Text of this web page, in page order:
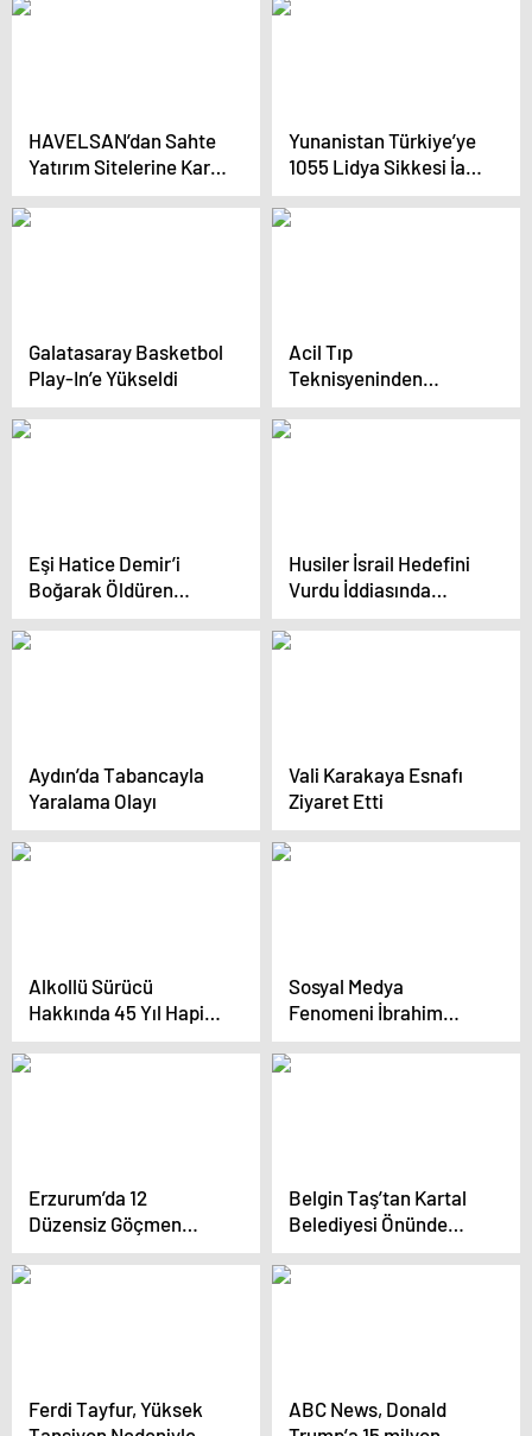
Engellemeye
HAVELSAN’dan Sahte
Yatırım Sitelerine Karşı
Uyarı
Yunanistan Türkiye’ye
1055 Lidya Sikkesi İade
Etti
Galatasaray Basketbol
Play-In’e Yükseldi
Acil Tıp
Teknisyeninden
Zıpkınla Stres Atma
Yöntemi
Eşi Hatice Demir’i
Boğarak Öldüren
Emrah Demir’e
Ağırlaştırılmış Müebbet
Husiler İsrail Hedefini
Vurdu İddiasında
Bulundu
Aydın’da Tabancayla
Yaralama Olayı
Vali Karakaya Esnafı
Ziyaret Etti
Alkollü Sürücü
Hakkında 45 Yıl Hapis
Cezası İstemi
Sosyal Medya
Fenomeni İbrahim
Yılmaz Yasal Süreçten
Geçiyor
Erzurum’da 12
Düzensiz Göçmen
Yakalandı
Belgin Taş’tan Kartal
Belediyesi Önünde
Protesto
Ferdi Tayfur, Yüksek
ABC News, Donald